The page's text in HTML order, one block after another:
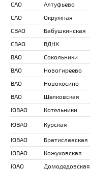
САО
Алтуфьево
САО
Окружная
СВАО
Бабушкинская
СВАО
ВДНХ
ВАО
Сокольники
ВАО
Новогиреево
ВАО
Новокосино
ВАО
Щелковская
ЮВАО
Котельники
ЮВАО Курская
ЮВАО
Братиславская
ЮВАО
Кожуховская
ЮАО
Домодедовская